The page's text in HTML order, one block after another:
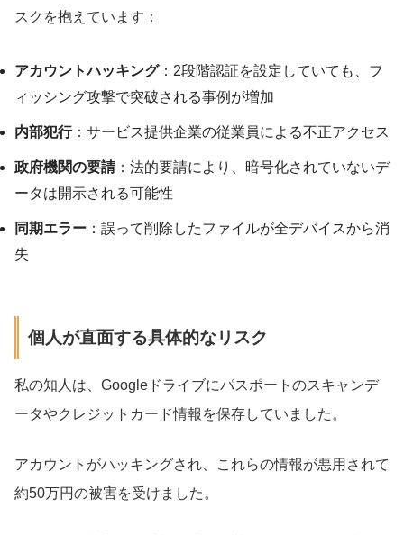
スクを抱えています：
アカウントハッキング：2段階認証を設定していても、フ
ィッシング攻撃で突破される事例が増加
内部犯行：サービス提供企業の従業員による不正アクセス
政府機関の要請：法的要請により、暗号化されていないデ
ータは開示される可能性
同期エラー ：誤って削除したファイルが全デバイスから消
失
個人が直面する具体的なリスク
私の知人は、Googleドライブにパスポートのスキャンデ
ータやクレジットカード情報を保存していました。
アカウントがハッキングされ、これらの情報が悪用されて
約50万円の被害を受けました。